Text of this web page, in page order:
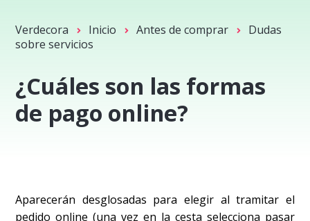
Verdecora Inicio Antes de comprar
Dudas
sobre servicios
¿Cuáles son las formas
de pago online?
Aparecerán desglosadas para elegir al tramitar el
pedido online (una vez en la cesta selecciona pasar